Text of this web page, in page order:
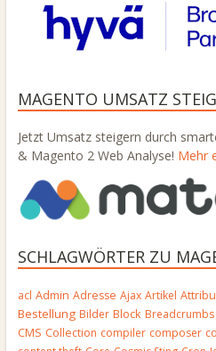
MAGENTO UMSATZ
Jetzt Umsatz steigern durch
& Magento 2 Web Analyse! Mehr
SCHLAGWÖRTER ZU
acl Admin Adresse Ajax Artikel
Bestellung Bilder Block Breadcrumbs
CMS Collection compiler composer